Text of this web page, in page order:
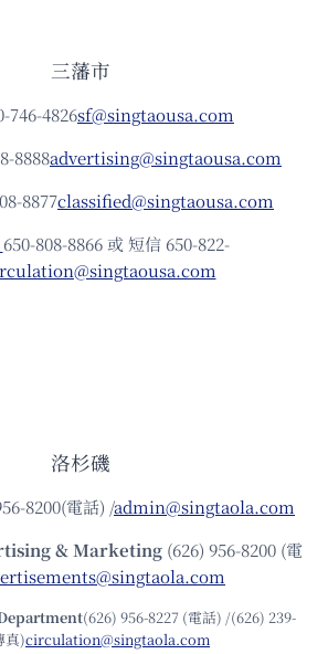
三藩市
746-4826sf@singtaousa.com
8888advertising@singtaousa.com
8877classified@singtaousa.com
650-808-8866 或 短信 650-822-
洛杉磯
8200(電話) /admin@singtaola.com
& Marketing (626) 956-8200 (電
(626) 956-8227 (電話) /(626) 239-
真)circulation@singtaola.com